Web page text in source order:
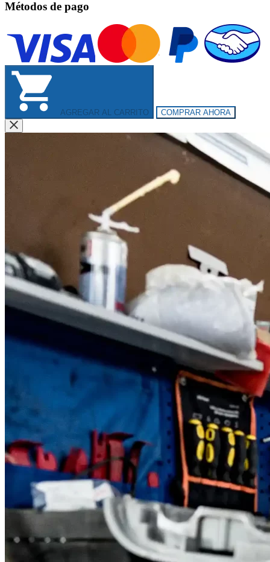
Métodos de pago
AGREGAR AL CARRITO COMPRAR AHORA